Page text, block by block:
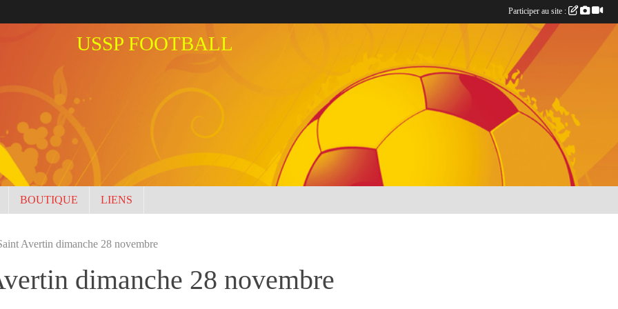
USSP FOOTBALL
BOUTIQUE LIENS
Avertin dimanche 28 novembre
dimanche 28 novembre
Participer au site :